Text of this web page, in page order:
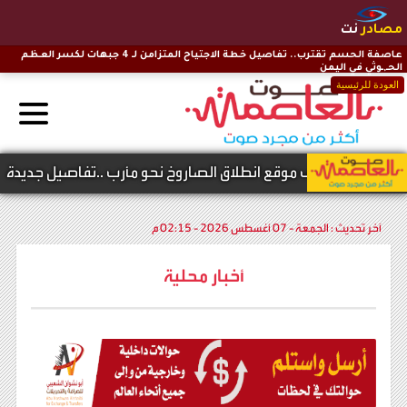
مصادرنت
العودة للرئيسية
عاصفة الحسم تقترب.. تفاصيل خطة الاجتياح المتزامن لـ 4 جبهات لكسر العظم
الحـ,ـوثي في اليمن